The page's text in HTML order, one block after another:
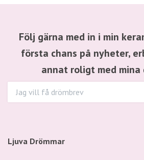
Följ gärna med in i min
första chans på nyheter,
annat roligt med mina
Ljuva Drömmar